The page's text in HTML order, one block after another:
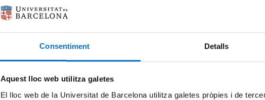
Consentiment Detalls
Aquest lloc web utilitza galetes
El lloc web de la Universitat de Barcelona utilitza galetes pròpies i de